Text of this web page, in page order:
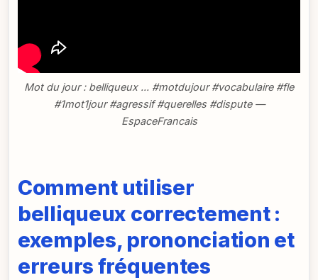
Mot du jour : belliqueux ... #motdujour #vocabulaire #fle
#1mot1jour #agressif #querelles #dispute —
EspaceFrancais
Comment utiliser
belliqueux correctement :
exemples, prononciation et
erreurs fréquentes